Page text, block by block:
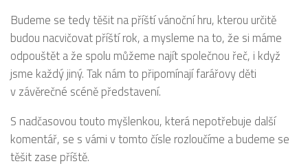
Budeme se tedy těšit na příští vánoční hru, kterou určitě
budou nacvičovat příští rok, a mysleme na to, že si máme
odpouštět a že spolu můžeme najít společnou řeč, i když
jsme každý jiný. Tak nám to připomínají farářovy děti
v závěrečné scéně představení.
S nadčasovou touto myšlenkou, která nepotřebuje další
komentář, se s vámi v tomto čísle rozloučíme a budeme se
těšit zase příště.